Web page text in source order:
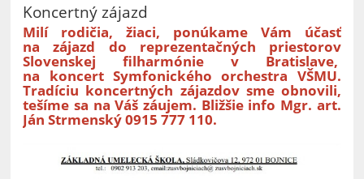
Koncertný zájazd
Milí rodičia, žiaci, ponúkame Vám účasť
na zájazd do reprezentačných priestorov
Slovenskej filharmónie v Bratislave,
na koncert Symfonického orchestra VŠMU.
Tradíciu koncertných zájazdov sme obnovili,
tešíme sa na Váš záujem. Bližšie info Mgr. art.
Ján Strmenský 0915 777 110.